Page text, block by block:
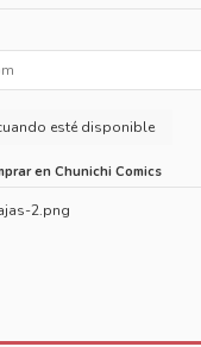
en Chunichi Comics